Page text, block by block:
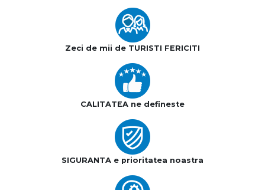
Zeci de mii de TURISTI FERICITI
CALITATEA ne defineste
SIGURANTA e prioritatea noastra